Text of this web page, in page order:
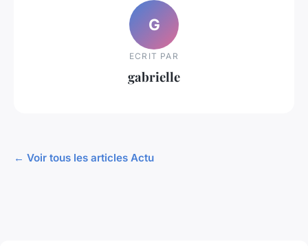
G
ECRIT PAR
gabrielle
← Voir tous les articles Actu